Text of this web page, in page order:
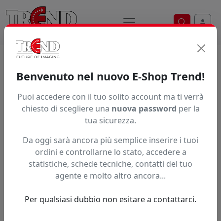
Ricerca
Trend S.r.l.
stampa digitale dal 1997
Benvenuto nel nuovo E-Shop Trend!
Puoi accedere con il tuo solito account ma ti verrà
chiesto di scegliere una nuova password per la
tua sicurezza.
Da oggi sarà ancora più semplice inserire i tuoi
ordini e controllarne lo stato, accedere a
statistiche, schede tecniche, contatti del tuo
agente e molto altro ancora...
Per qualsiasi dubbio non esitare a contattarci.